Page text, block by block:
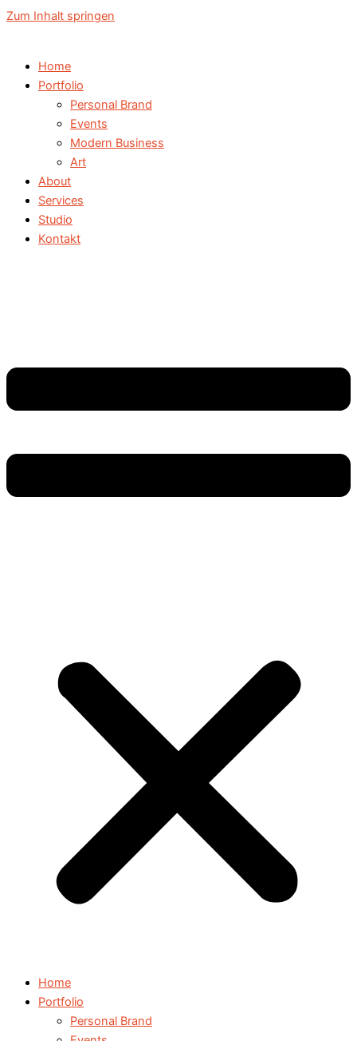
Zum Inhalt springen
Home
Portfolio
Personal Brand
Events
Modern Business
Art
About
Services
Studio
Kontakt
Home
Portfolio
Personal Brand